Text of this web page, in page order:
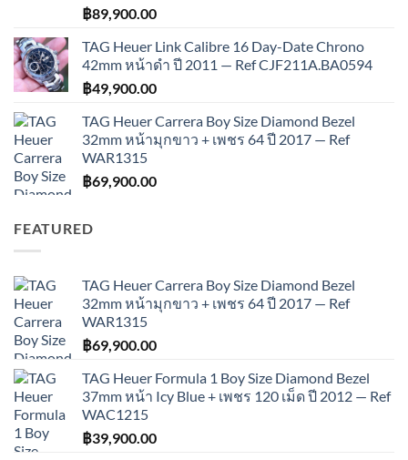
฿89,900.00
TAG Heuer Link Calibre 16 Day-Date Chrono
42mm หน้าดำ ปี 2011 — Ref CJF211A.BA0594
฿49,900.00
TAG Heuer Carrera Boy Size Diamond Bezel
32mm หน้ามุกขาว + เพชร 64 ปี 2017 — Ref
WAR1315
฿69,900.00
FEATURED
TAG Heuer Carrera Boy Size Diamond Bezel
32mm หน้ามุกขาว + เพชร 64 ปี 2017 — Ref
WAR1315
฿69,900.00
TAG Heuer Formula 1 Boy Size Diamond Bezel
37mm หน้า Icy Blue + เพชร 120 เม็ด ปี 2012 — Ref
WAC1215
฿39,900.00